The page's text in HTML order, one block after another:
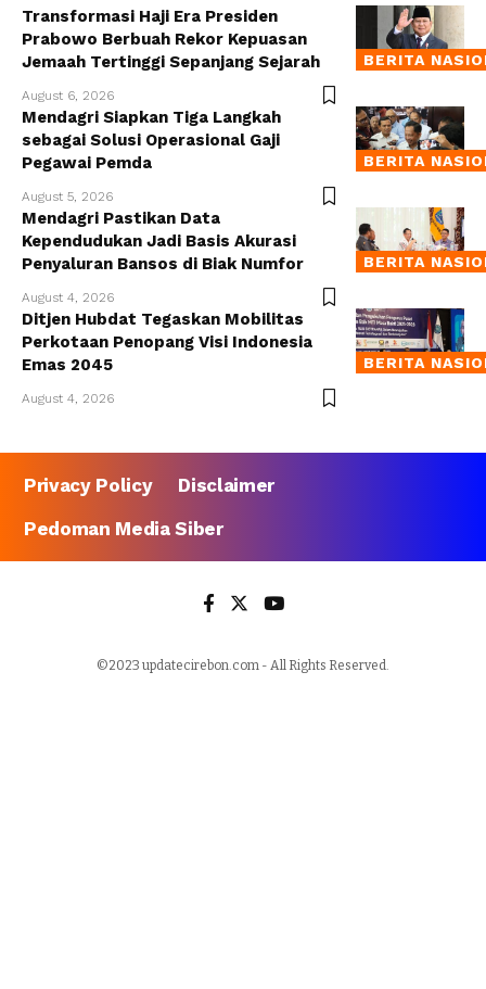
BERITA
Transformasi Haji Era Presiden
Prabowo Berbuah Rekor Kepuasan
Jemaah Tertinggi Sepanjang Sejarah
August 6, 2026
BERITA
Mendagri Siapkan Tiga Langkah
sebagai Solusi Operasional Gaji
Pegawai Pemda
August 5, 2026
BERITA
Mendagri Pastikan Data
Kependudukan Jadi Basis Akurasi
Penyaluran Bansos di Biak Numfor
August 4, 2026
BERITA
Ditjen Hubdat Tegaskan Mobilitas
Perkotaan Penopang Visi Indonesia
Emas 2045
August 4, 2026
Privacy Policy
Disclaimer
Pedoman Media Siber
©2023 updatecirebon.com - All Rights Reserved.